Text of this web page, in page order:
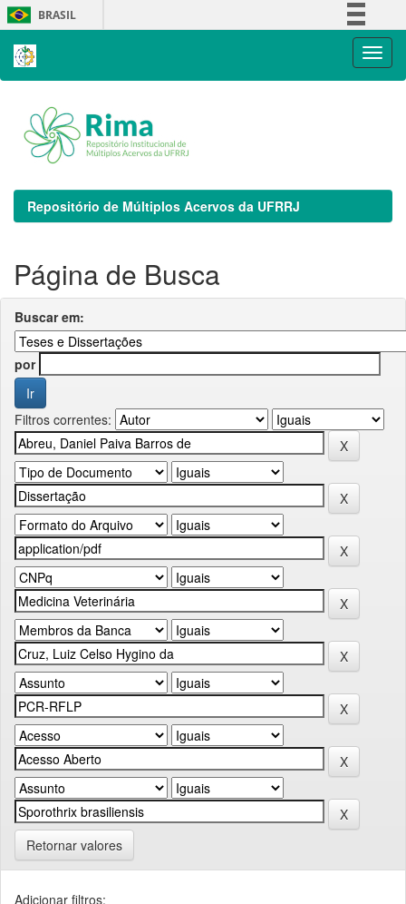
Skip
navigation
BRASIL
Repositório de Múltiplos Acervos da UFRRJ
Página de Busca
Buscar em:
por
Filtros correntes:
Retornar valores
Adicionar filtros: